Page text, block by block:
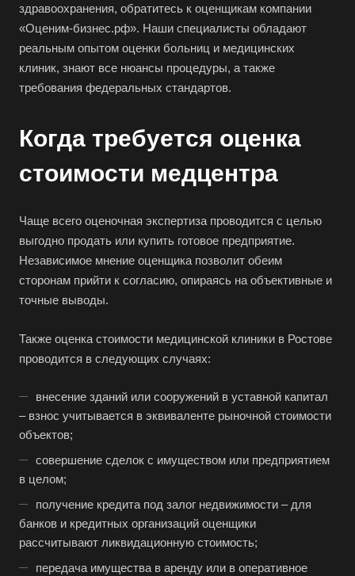
здравоохранения, обратитесь к оценщикам компании
«Оценим-бизнес.рф». Наши специалисты обладают
реальным опытом оценки больниц и медицинских
клиник, знают все нюансы процедуры, а также
требования федеральных стандартов.
Когда требуется оценка
стоимости медцентра
Чаще всего оценочная экспертиза проводится с целью
выгодно продать или купить готовое предприятие.
Независимое мнение оценщика позволит обеим
сторонам прийти к согласию, опираясь на объективные и
точные выводы.
Также оценка стоимости медицинской клиники в Ростове
проводится в следующих случаях:
внесение зданий или сооружений в уставной капитал
– взнос учитывается в эквиваленте рыночной стоимости
объектов;
совершение сделок с имуществом или предприятием
в целом;
получение кредита под залог недвижимости – для
банков и кредитных организаций оценщики
рассчитывают ликвидационную стоимость;
передача имущества в аренду или в оперативное